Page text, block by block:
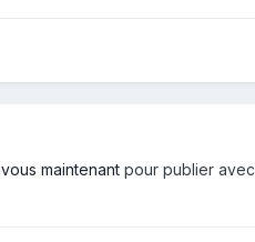
maintenant pour publier